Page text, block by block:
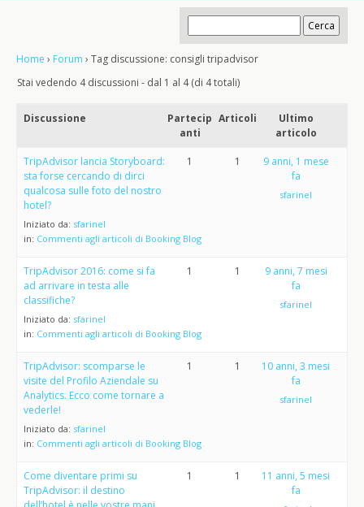
Home › Forum › Tag discussione: consigli tripadvisor
Stai vedendo 4 discussioni - dal 1 al 4 (di 4 totali)
Discussione
Partecip
anti
Articoli
Ultimo
articolo
TripAdvisor lancia Storyboard:
sta forse cercando di dirci
qualcosa sulle foto del nostro
hotel?
Iniziato da: sfarinel
in: Commenti agli articoli di Booking Blog
1 1
9 anni, 1 mese
fa
sfarinel
TripAdvisor 2016: come si fa
ad arrivare in testa alle
classifiche?
Iniziato da: sfarinel
in: Commenti agli articoli di Booking Blog
1 1
9 anni, 7 mesi
fa
sfarinel
TripAdvisor: scomparse le
visite del Profilo Aziendale su
Analytics. Ecco come tornare a
vederle!
Iniziato da: sfarinel
in: Commenti agli articoli di Booking Blog
1 1
10 anni, 3 mesi
fa
sfarinel
Come diventare primi su
TripAdvisor: il destino
1 1
11 anni, 5 mesi
fa